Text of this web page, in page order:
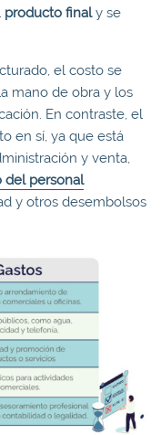
producto finaly se
el costo se
mano de obra y los
En contraste, el
en sí, ya que está
y venta,
del personal
y otros desembolsos